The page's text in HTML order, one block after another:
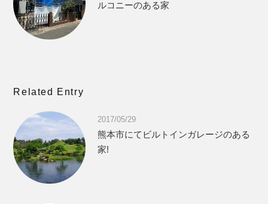
ルコニーのある家
Related Entry
2017/05/29
熊本市にてビルトインガレージのある
家!